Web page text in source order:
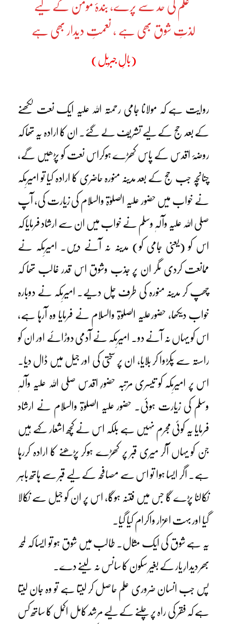
علم کی حد سے پرے، بندۂ مومن کے لیے
لذتِ شوق بھی ہے ، نعمتِ دیدار بھی ہے
(بالِ جبریل)
روایت ہے کہ مولانا جامی رحمتہ اللہ علیہ ایک نعت لکھنے
کے بعد حج کے لیے تشریف لے گئے۔ ان کا ارادہ یہ تھا کہ
روضۂ اقدس کے پاس کھڑے ہوکراس نعت کو پڑھیں گے،
چنانچہ جب حج کے بعد مدینہ منورہ حاضری کا ارادہ کیا تو امیرِمکہ
نے خواب میں حضور علیہ الصلوٰۃ والسلام کی زیارت کی، آپ
صلی اللہ علیہ وآلہٖ وسلم نے خواب میں ان سے ارشاد فرمایا کہ
اس کو (یعنی جامی کو) مدینہ نہ آنے دیں۔ امیرِمکہ نے
ممانعت کردی مگر ان پر جذب وشوق اس قدر غالب تھا کہ
چھپ کر مدینہ منورہ کی طرف چل دیے۔ امیرِمکہ نے دوبارہ
خواب دیکھا، حضورعلیہ الصلوٰۃ والسلام نے فرمایا وہ آرہا ہے،
اس کو یہاں نہ آنے دو۔ امیرِمکہ نے آدمی دوڑائے اور ان کو
راستہ سے پکڑوا کر بلایا، ان پر سختی کی اور جیل میں ڈال دیا۔
اس پر امیرِمکہ کو تیسری مرتبہ حضورِ اقدس صلی اللہ علیہ وآلہٖ
وسلم کی زیارت ہوئی۔ حضور علیہ الصلوٰۃ والسلام نے ارشاد
فرمایا یہ کوئی مجرم نہیں ہے بلکہ اس نے کچھ اشعار کہے ہیں
جن کو یہاں آکر میری قبر پر کھڑے ہوکر پڑھنے کا ارادہ کررہا
ہے۔ اگر ایسا ہوا تو اس سے مصافحہ کے لیے قبر سے ہاتھ باہر
نکالنا پڑے گا جس میں فتنہ ہوگا، اس پر ان کو جیل سے نکالا
گیا اور بہت اعزار واکرام کیا گیا۔
یہ ہے شوق کی ایک مثال۔ طالب میں شوق ہو تو ایسا کہ لمحہ
بھر دیدارِ یار کے بغیر سکون کا سانس نہ لینے دے۔
پس جب انسان ضروری علم حاصل کر لیتا ہے تو وہ جان لیتا
ہے کہ فقر کی راہ پر چلنے کے لیے مرشد کامل اکمل کا ساتھ کس